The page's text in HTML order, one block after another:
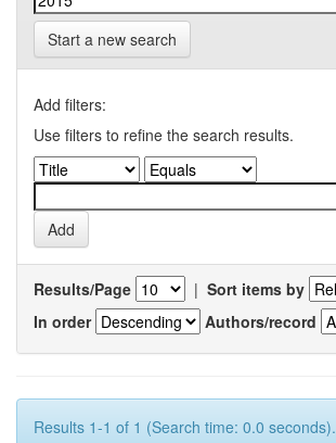
Start a new search
Add filters:
Use filters to refine the search results.
Results/Page | Sort items by
In order
Authors/record
Results 1-1 of 1 (Search time: 0.0 seconds).